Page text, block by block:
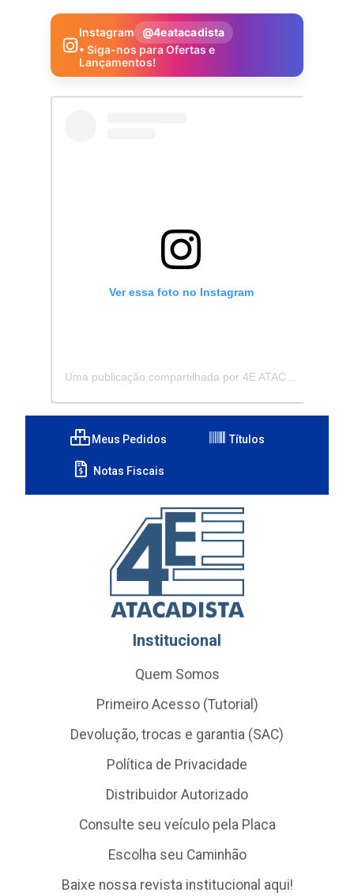
Instagram
@4eatacadista
• Siga-nos para Ofertas e
Lançamentos!
Ver essa foto no Instagram
Meus Pedidos Títulos
Notas Fiscais
Institucional
Quem Somos
Primeiro Acesso (Tutorial)
Devolução, trocas e garantia (SAC)
Política de Privacidade
Distribuidor Autorizado
Consulte seu veículo pela Placa
Escolha seu Caminhão
Baixe nossa revista institucional aqui!